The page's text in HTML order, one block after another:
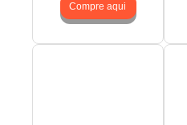
Compre aqui